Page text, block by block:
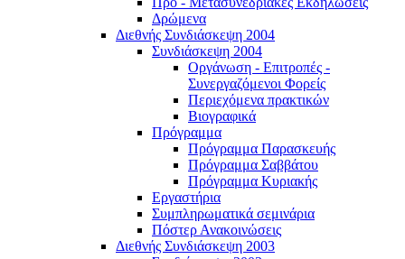
Δρώμενα
Διεθνής Συνδιάσκεψη 2004
Συνδιάσκεψη 2004
Οργάνωση - Επιτροπές -
Συνεργαζόμενοι Φορείς
Περιεχόμενα πρακτικών
Βιογραφικά
Πρόγραμμα
Πρόγραμμα Παρασκευής
Πρόγραμμα Σαββάτου
Πρόγραμμα Κυριακής
Εργαστήρια
Συμπληρωματικά σεμινάρια
Πόστερ Ανακοινώσεις
Διεθνής Συνδιάσκεψη 2003